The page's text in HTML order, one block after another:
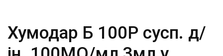
Хумодар Б 100Р сусп. д/